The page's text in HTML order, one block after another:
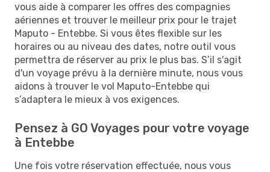
vous aide à comparer les offres des compagnies
aériennes et trouver le meilleur prix pour le trajet
Maputo - Entebbe. Si vous êtes flexible sur les
horaires ou au niveau des dates, notre outil vous
permettra de réserver au prix le plus bas. S’il s'agit
d'un voyage prévu à la dernière minute, nous vous
aidons à trouver le vol Maputo-Entebbe qui
s’adaptera le mieux à vos exigences.
Pensez à GO Voyages pour votre voyage
à Entebbe
Une fois votre réservation effectuée, nous vous